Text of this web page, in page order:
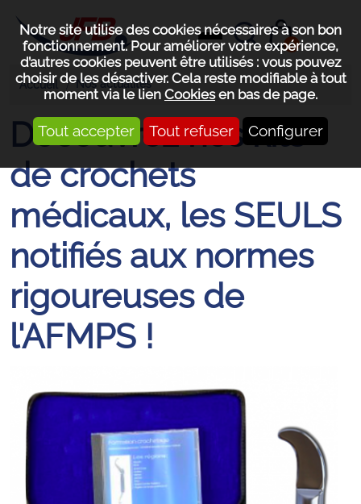
Notre site utilise des cookies nécessaires à son bon
fonctionnement. Pour améliorer votre expérience,
d’autres cookies peuvent être utilisés : vous pouvez
choisir de les désactiver. Cela reste modifiable à tout
moment via le lien Cookiesen bas de page.
Tout accepter Tout refuser Configurer
0
Accueil Nos actualités
Découvrez nos kits
de crochets
médicaux, les SEULS
notifiés aux normes
rigoureuses de
l'AFMPS !